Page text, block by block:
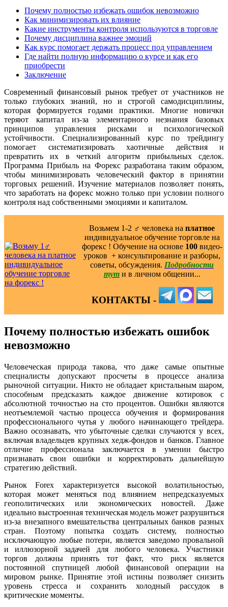
Почему полностью избежать ошибок невозможно
Как минимизировать их влияние
Какие инструменты контроля используются в торговле
Почему дисциплина важнее эмоций
Как курс помогает держать процесс под управлением
Где найти полную информацию о курсе и как его
приобрести
Заключение
Современный финансовый рынок требует от участников не
только глубоких знаний, но и строгой самодисциплины,
которая формируется годами практики. Многие новички
теряют капитал из-за элементарного незнания базовых
принципов управления рисками и психологической
устойчивости. Специализированный курс по трейдингу
помогает систематизировать хаотичные действия и
превратить их в четкий алгоритм прибыльных сделок.
Программа Прибыль на Форекс разработана таким образом,
чтобы минимизировать человеческий фактор в принятии
торговых решений. Изучение материалов позволяет понять,
что заработать на форекс можно только при условии полного
контроля над собственными эмоциями и капиталом.
Возьмем 1-2 ‍♂️ человека на платное
индивидуальное обучение торговле на
форекс ! Обучение на основе 100видео-
уроков ️ + консультирование и разборы,
советы, обсуждения. Подробности
тут и в личном общении...
КОНТАКТЫ -
Почему полностью избежать ошибок
невозможно
Человеческая природа такова, что даже самые опытные
специалисты допускают просчеты в процессе анализа
рыночной ситуации. Никто не обладает кристальным шаром,
способным предсказать каждое движение котировок с
абсолютной точностью на сто процентов. Ошибки являются
неотъемлемой частью процесса обучения и формирования
профессионального чутья у любого начинающего трейдера.
Важно осознавать, что убыточные сделки случаются у всех,
включая владельцев крупных хедж-фондов и банков. Главное
отличие профессионала заключается в умении быстро
признавать свои ошибки и корректировать дальнейшую
стратегию действий.
Рынок Forex характеризуется высокой волатильностью,
которая может меняться под влиянием непредсказуемых
геополитических или экономических новостей. Даже
идеально выстроенная техническая модель может разрушиться
из-за внезапного вмешательства центральных банков разных
стран. Поэтому попытка создать систему, полностью
исключающую любые потери, является заведомо провальной
и иллюзорной задачей для любого человека. Участники
торгов должны принять тот факт, что риск является
постоянной спутницей любой финансовой операции на
мировом рынке. Принятие этой истины позволяет снизить
уровень стресса и сохранить холодный рассудок в
критические моменты.